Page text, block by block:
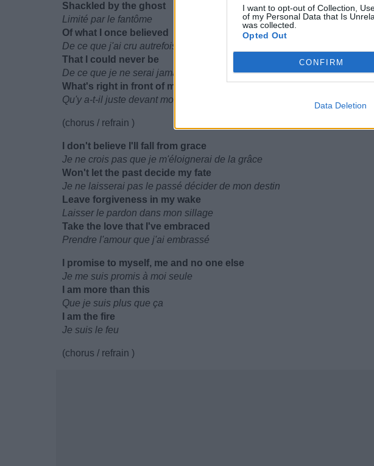
I want to opt-out of Collection,
of my Personal Data that Is
was collected.
Opted Out
CONFIRM
Data Deletion
Shackled by the ghost
Limité par le fantôme
Of what I once believed
De ce que j'ai cru autrefois
That I could never be
De ce que je ne serai jamais
What's right in front of me?
Qu'y a-t-il juste devant moi ?
(chorus / refrain )
I don't believe I'll fall from grace
Je ne crois pas que je m'éloignerai de la grâce
Won't let the past decide my fate
Je ne laisserai pas le passé décider de mon destin
Leave forgiveness in my wake
Laisser le pardon dans mon sillage
Take the love that I've embraced
Prendre l'amour que j'ai embrassé
I promise to myself, me and no one else
Je me suis promis à moi seule
I am more than this
Que je suis plus que ça
I am the fire
Je suis le feu
(chorus / refrain )